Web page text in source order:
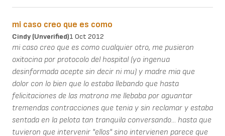
mi caso creo que es como
Cindy (unverified)1 Oct 2012
mi caso creo que es como cualquier otro, me pusieron
oxitocina por protocolo del hospital (yo ingenua
desinformada acepte sin decir ni mu) y madre mia que
dolor con lo bien que lo estaba llebando que hasta
felicitaciones de las matrona me llebaba por aguantar
tremendas contracciones que tenia y sin reclamar y estaba
sentada en la pelota tan tranquila conversando... hasta que
tuvieron que intervenir "ellos" sino intervienen parece que